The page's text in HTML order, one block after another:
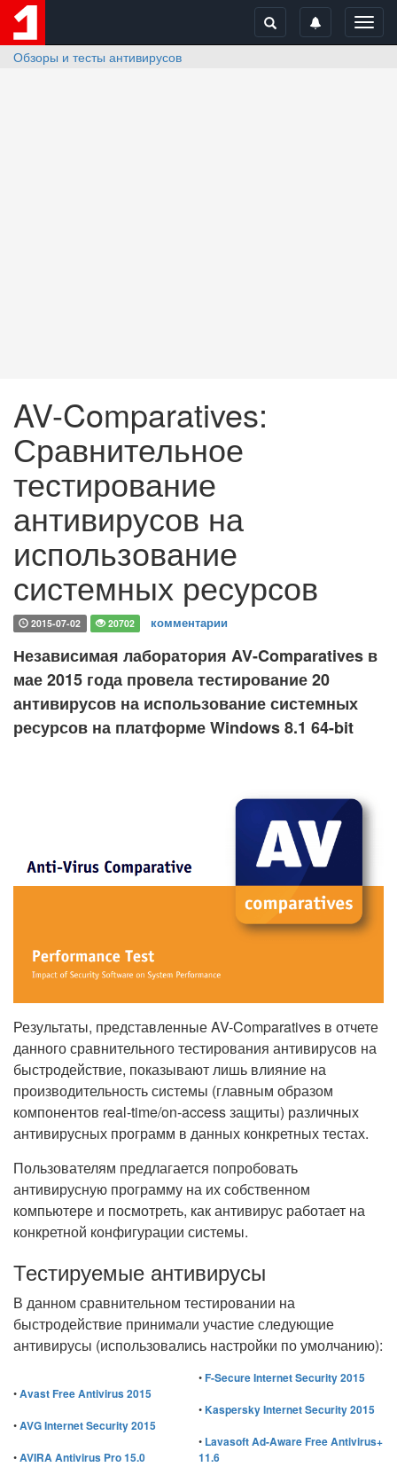
Обзоры и тесты антивирусов
AV-Comparatives:
Сравнительное
тестирование
антивирусов на
использование
системных ресурсов
2015-07-02 20702 комментарии
Независимая лаборатория AV-Comparatives в
мае 2015 года провела тестирование 20
антивирусов на использование системных
ресурсов на платформе Windows 8.1 64-bit
Результаты, представленные AV-Comparatives в отчете
данного сравнительного тестирования антивирусов на
быстродействие, показывают лишь влияние на
производительность системы (главным образом
компонентов real-time/on-access защиты) различных
антивирусных программ в данных конкретных тестах.
Пользователям предлагается попробовать
антивирусную программу на их собственном
компьютере и посмотреть, как антивирус работает на
конкретной конфигурации системы.
Тестируемые антивирусы
В данном сравнительном тестировании на
быстродействие принимали участие следующие
антивирусы (использовались настройки по умолчанию):
•Avast Free Antivirus 2015
•AVG Internet Security 2015
•AVIRA Antivirus Pro 15.0
•F-Secure Internet Security 2015
•Kaspersky Internet Security 2015
• Lavasoft Ad-Aware Free Antivirus+
11.6